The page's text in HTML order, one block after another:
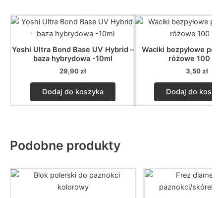
Yoshi Ultra Bond Base UV Hybrid –
baza hybrydowa -10ml
29,90zł
Dodaj do koszyka
Waciki bezpyłowe
różowe 100
3,50zł
Dodaj do
Podobne produkty